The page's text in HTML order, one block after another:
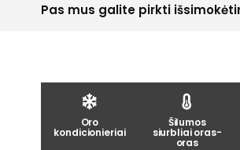
Pas mus galite pirkti
Oro
kondicionieriai
Šilumos
siurbliai oras-
oras